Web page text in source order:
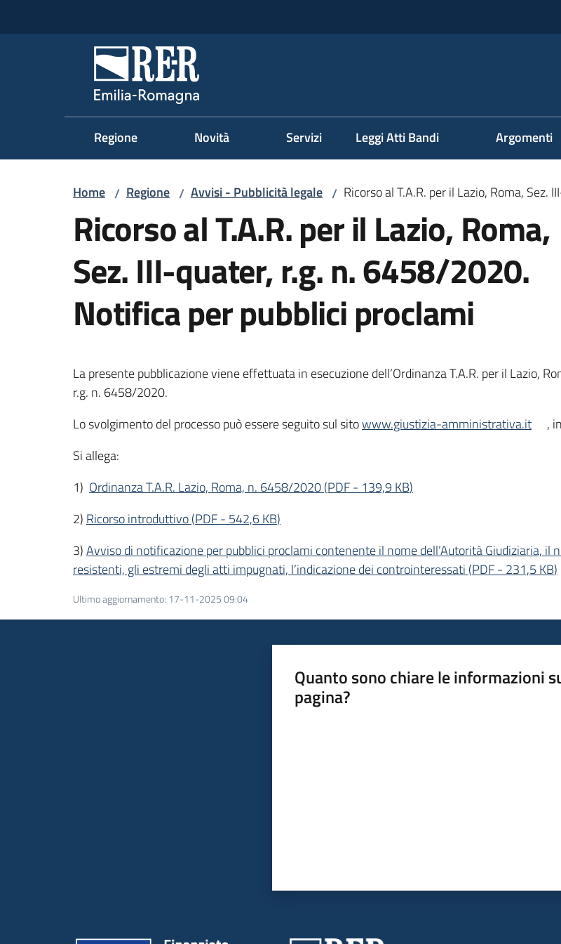
Regione Emilia-Romagna
Regione Novità Servizi Leggi Atti Bandi Argomenti
Home / Regione / Avvisi - Pubblicità legale / Ricorso al T.A.R. per il Lazio, Roma,
Ricorso al T.A.R. per il Lazio, Roma,
Sez. III-quater, r.g. n. 6458/2020.
Notifica per pubblici proclami
La presente pubblicazione viene effettuata in esecuzione dell’Ordinanza T.A.R. per il Lazio,
r.g. n. 6458/2020.
Lo svolgimento del processo può essere seguito sul sitowww.giustizia-amministrativa.it
,
Si allega:
1) Ordinanza T.A.R. Lazio, Roma, n. 6458/2020(PDF- 139,9 KB)
2) Ricorso introduttivo(PDF- 542,6 KB)
3)Avviso di notificazione per pubblici proclami contenente il nome dell’Autorità Giudiziaria,
resistenti, gli estremi degli atti impugnati, l’indicazione dei controinteressati (PDF- 231,5 KB)
Ultimo aggiornamento: 17-11-2025 09:04
Quanto sono chiare le informazioni
pagina?